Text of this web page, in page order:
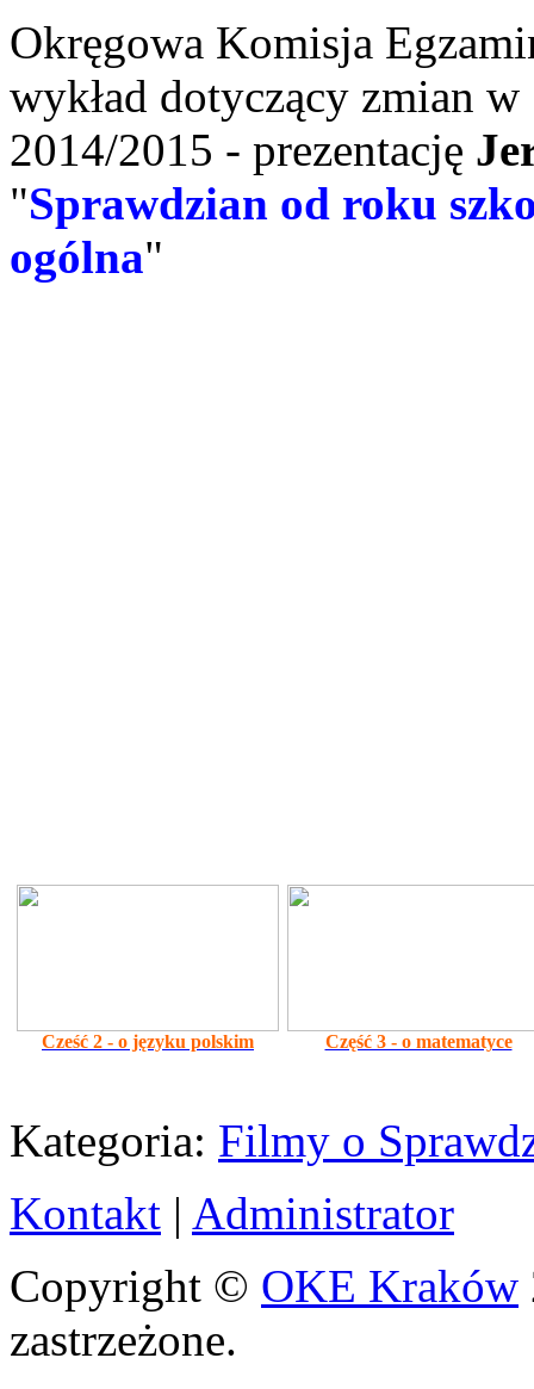
Okręgowa Komisja
wykład dotyczący zmian
2014/2015 - prezentację
"Sprawdzian od roku
ogólna"
Cześć 2 - o języku polskim Część 3 - o matematyce
Kategoria: Filmy o
Kontakt | Administrator
Copyright © OKE Kraków
zastrzeżone.